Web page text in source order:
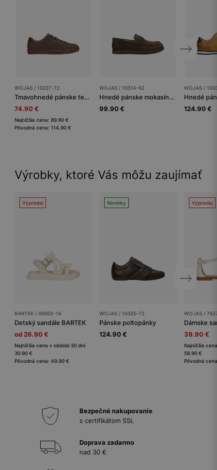
WOJAS / 10227-72
Tmavohnedé pánske tenisky s koženými detailami
74.90 €
Najnižšia cena: 89.90 €
Pôvodná cena: 114.90 €
WOJAS / 10314-62
Hnedé pánske mokasíny zo štiepenky
99.90 €
WOJAS /
124.90 €
Výrobky, ktoré Vás môžu zaujímať
Výpredaj
BARTEK / 89002-14
Detský sandále BARTEK
od 26.90 €
Najnižšia cena v období 30 dní:
30.90 €
Pôvodná cena: 49.90 €
Novinky
WOJAS / 10325-72
Pánske poltopánky
124.90 €
Výpredaj
WOJAS /
Dámske
39.90 €
Najnižšia
58.90 €
Pôvodná
Bezpečné nakupovanie
s certifikátom SSL
Doprava zadarmo
nad 30 €